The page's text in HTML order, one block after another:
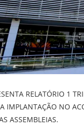
RELATÓRIO 1
IMPLANTAÇÃO NO
ASSEMBLEIAS.